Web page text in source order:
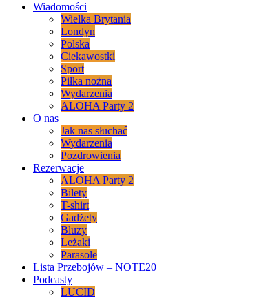
Wiadomości
Wielka Brytania
Londyn
Polska
Ciekawostki
Sport
Piłka nożna
Wydarzenia
ALOHA Party 2
O nas
Jak nas słuchać
Wydarzenia
Pozdrowienia
Rezerwacje
ALOHA Party 2
Bilety
T-shirt
Gadżety
Bluzy
Leżaki
Parasole
Lista Przebojów – NOTE20
Podcasty
LUCID